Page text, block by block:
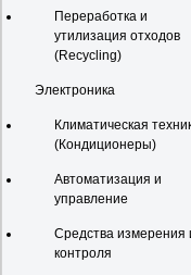
Переработка и
утилизация отходов
(Recycling)
Электроника
Климатическая
(Кондиционеры)
Автоматизация и
управление
Средства измерения
контроля